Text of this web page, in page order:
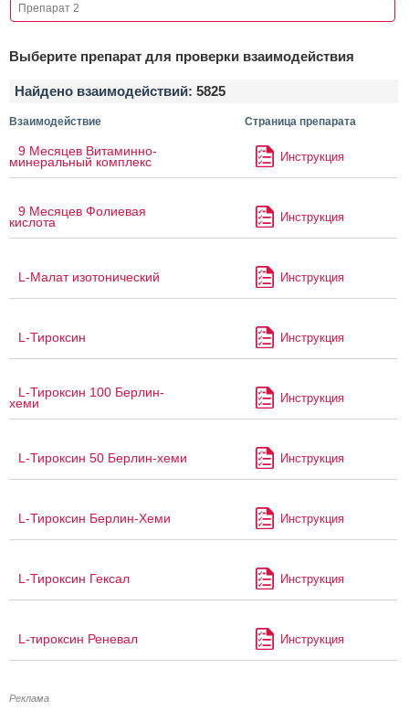
Выберите препарат для проверки взаимодействия
Найдено взаимодействий: 5825
Взаимодействие Страница препарата
9 Месяцев Витаминно-
минеральный комплекс Инструкция
9 Месяцев Фолиевая
кислота Инструкция
L-Малат изотонический Инструкция
L-Тироксин Инструкция
L-Тироксин 100 Берлин-
хеми Инструкция
L-Тироксин 50 Берлин-хеми Инструкция
L-Тироксин Берлин-Хеми Инструкция
L-Тироксин Гексал Инструкция
L-тироксин Реневал Инструкция
Реклама